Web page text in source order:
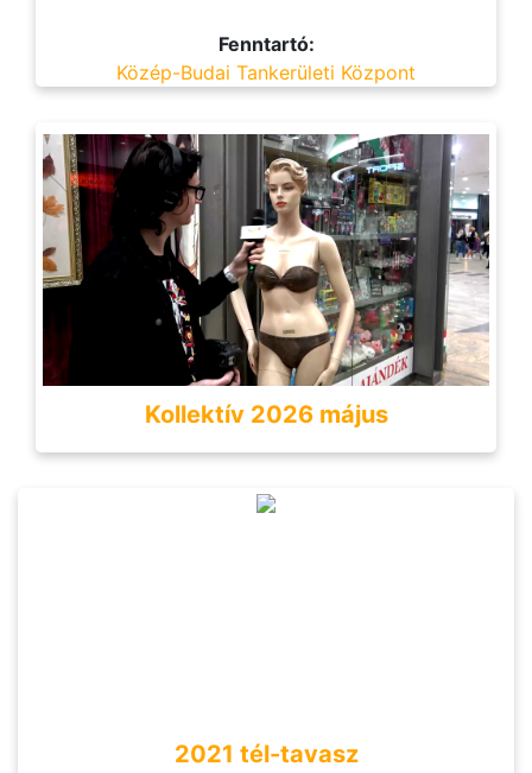
Fenntartó:
Közép-Budai Tankerületi Központ
Kollektív 2026 május
2021 tél-tavasz